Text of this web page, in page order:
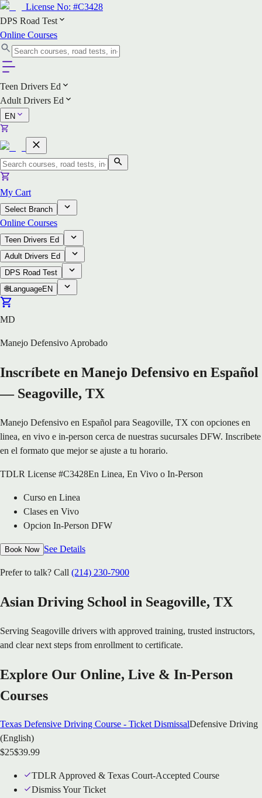
License No: #C3428
DPS Road Test
Online Courses
Teen Drivers Ed
Adult Drivers Ed
EN
My Cart
Select Branch
Online Courses
Teen Drivers Ed
Adult Drivers Ed
DPS Road Test
🌐LanguageEN
MD
Manejo Defensivo Aprobado
Inscríbete en Manejo Defensivo en Español
— Seagoville, TX
Manejo Defensivo en Español para Seagoville, TX con opciones en
linea, en vivo e in-person cerca de nuestras sucursales DFW. Inscribete
en el formato que mejor se ajuste a tu horario.
TDLR License #C3428En Linea, En Vivo o In-Person
Curso en Linea
Clases en Vivo
Opcion In-Person DFW
Book Now See Details
Prefer to talk? Call (214) 230-7900
Asian Driving School in Seagoville, TX
Serving Seagoville drivers with approved training, trusted instructors,
and clear next steps from enrollment to certificate.
Explore Our Online, Live & In-Person
Courses
Texas Defensive Driving Course - Ticket DismissalDefensive Driving
(English)
$25$39.99
TDLR Approved & Texas Court-Accepted Course
Dismiss Your Ticket